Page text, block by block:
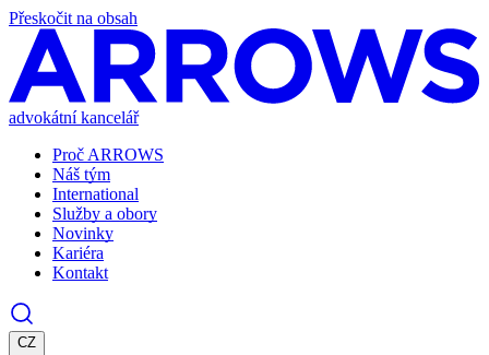
Přeskočit na obsah
advokátní kancelář
Proč ARROWS
Náš tým
International
Služby a obory
Novinky
Kariéra
Kontakt
CZ